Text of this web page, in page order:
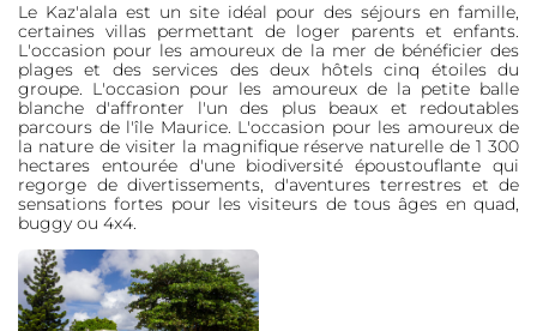
Le Kaz'alala est un site idéal pour des séjours en famille,
certaines villas permettant de loger parents et enfants.
L'occasion pour les amoureux de la mer de bénéficier des
plages et des services des deux hôtels cinq étoiles du
groupe. L'occasion pour les amoureux de la petite balle
blanche d'affronter l'un des plus beaux et redoutables
parcours de l'île Maurice. L'occasion pour les amoureux de
la nature de visiter la magnifique réserve naturelle de 1 300
hectares entourée d'une biodiversité époustouflante qui
regorge de divertissements, d'aventures terrestres et de
sensations fortes pour les visiteurs de tous âges en quad,
buggy ou 4x4.